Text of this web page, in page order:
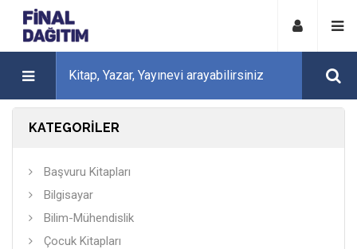
KATEGORİLER
Başvuru Kitapları
Bilgisayar
Bilim-Mühendislik
Çocuk Kitapları